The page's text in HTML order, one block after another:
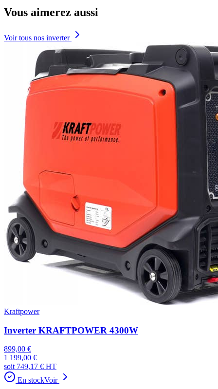
Vous aimerez aussi
Voir tous nos inverter
Kraftpower
Inverter KRAFTPOWER 4300W
899,00 €
1 199,00 €
soit 749,17 € HT
En stockVoir